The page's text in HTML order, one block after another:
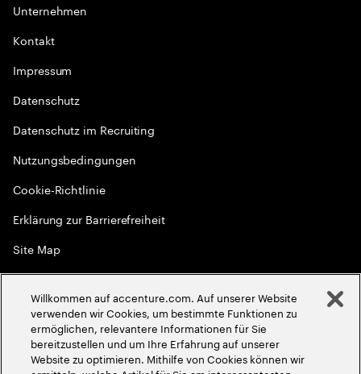
Unternehmen
Kontakt
Impressum
Datenschutz
Datenschutz im Recruiting
Nutzungsbedingungen
Cookie-Richtlinie
Erklärung zur Barrierefreiheit
Site Map
Globale Meritokratie
2026Accenture. Alle Rechte vorbehalten
Willkommen auf accenture.com. Auf unserer Website
verwenden wir Cookies, um bestimmte Funktionen zu
ermöglichen, relevantere Informationen für Sie
bereitzustellen und um Ihre Erfahrung auf unserer
Website zu optimieren. Mithilfe von Cookies können wir